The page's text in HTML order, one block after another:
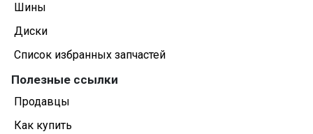
Шины
Диски
Список избранных запчастей
Полезные ссылки
Продавцы
Как купить